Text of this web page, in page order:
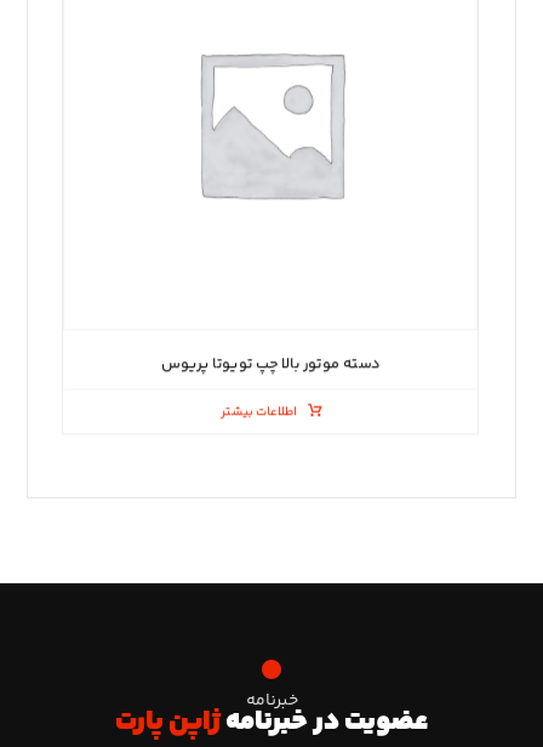
دسته موتور بالا چپ تویوتا پریوس
اطلاعات بیشتر
خبرنامه
عضویت در خبرنامهژاپن پارت